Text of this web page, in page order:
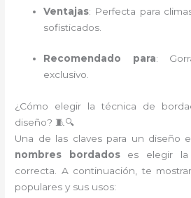
Ventajas: Perfecta para
sofisticados.
Recomendado para:
exclusivo.
¿Cómo elegir la técnica de
diseño? 🧵🔍
Una de las claves para un diseño
nombres bordadoses elegir la
correcta. A continuación, te
populares y sus usos: